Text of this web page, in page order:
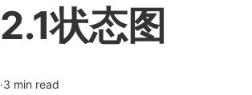
2.1状态图
·3 min read